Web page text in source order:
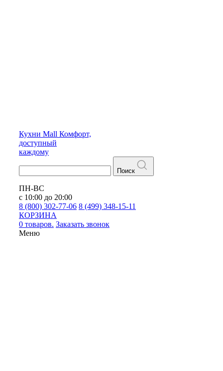
Кухни Mall Комфорт,
доступный
каждому
Поиск
ПН-ВС
с 10:00 до 20:00
8 (800) 302-77-06 8 (499) 348-15-11
КОРЗИНА
0 товаров. Заказать звонок
Меню